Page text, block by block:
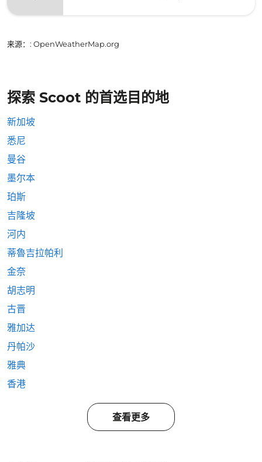
来源： : OpenWeatherMap.org
探索 Scoot 的首选目的地
新加坡
悉尼
曼谷
墨尔本
珀斯
吉隆坡
河内
蒂魯吉拉帕利
金奈
胡志明
古晋
雅加达
丹帕沙
雅典
香港
查看更多